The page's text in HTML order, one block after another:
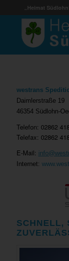
„Heimat Südlohn“
westrans
Daimlerstraße 19
46354 Südlohn-
Telefon: 02862
Telefax: 02862
E-Mail:
Internet:
SCHNELL,